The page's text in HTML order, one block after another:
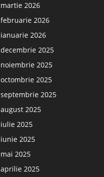
martie 2026
februarie 2026
ianuarie 2026
decembrie 2025
noiembrie 2025
octombrie 2025
septembrie 2025
august 2025
iulie 2025
iunie 2025
mai 2025
aprilie 2025